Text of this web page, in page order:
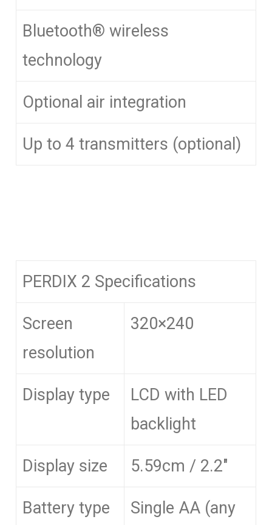
Bluetooth® wireless
technology
Optional air integration
Up to 4 transmitters (optional)
PERDIX 2 Specifications
Screen
resolution
320×240
Display type
LCD with LED
backlight
Display size 5.59cm / 2.2″
Battery type
Single AA (any